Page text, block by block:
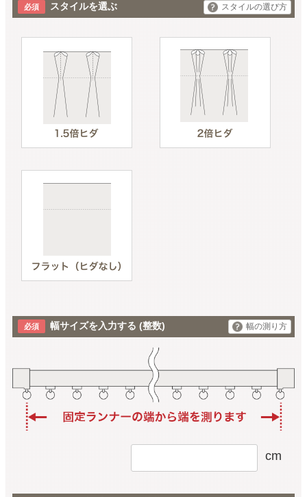
スタイルを選ぶ スタイルの選び方
幅サイズを入力する (整数) 幅の測り方
cm